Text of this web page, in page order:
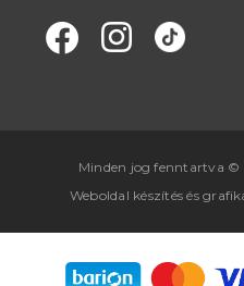
Minden jog fenntartva ©
Weboldal készítés és